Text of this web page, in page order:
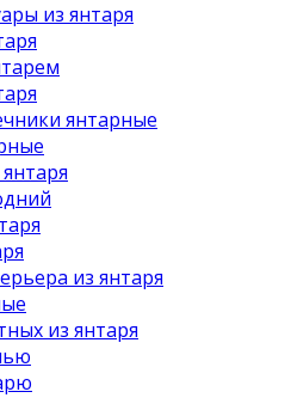
из янтаря
янтарные
из янтаря
из янтаря